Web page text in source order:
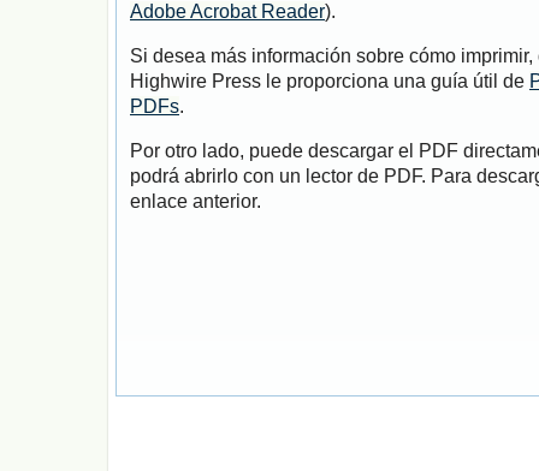
Adobe Acrobat Reader).
Si desea más información sobre cómo
Highwire Press le proporciona una guía útil de
PDFs.
Por otro lado, puede descargar el PDF
podrá abrirlo con un lector de PDF. Para
enlace anterior.